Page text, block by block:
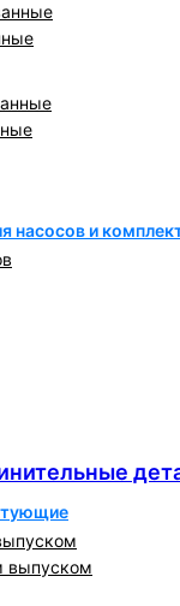
насосов и
выпуском